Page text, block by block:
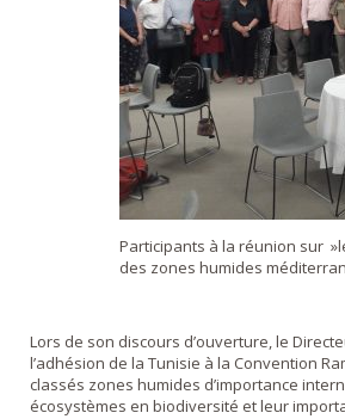
Participants à la réunion sur
des zones humides
Lors de son discours d’ouverture, le
l’adhésion de la Tunisie à la Convention
classés zones humides d’importance
écosystèmes en biodiversité et leur